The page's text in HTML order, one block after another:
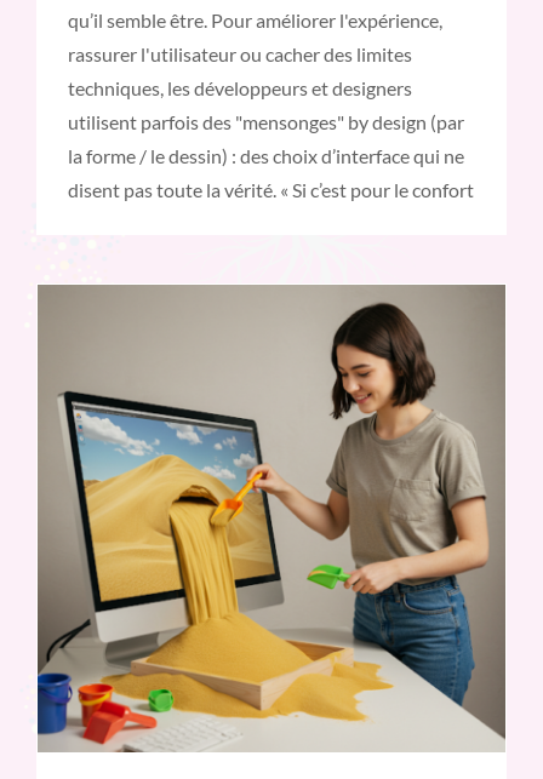
qu’il semble être. Pour améliorer l'expérience,
rassurer l'utilisateur ou cacher des limites
techniques, les développeurs et designers
utilisent parfois des "mensonges" by design (par
la forme / le dessin) : des choix d’interface qui ne
disent pas toute la vérité. « Si c’est pour le confort